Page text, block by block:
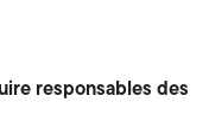
responsables des